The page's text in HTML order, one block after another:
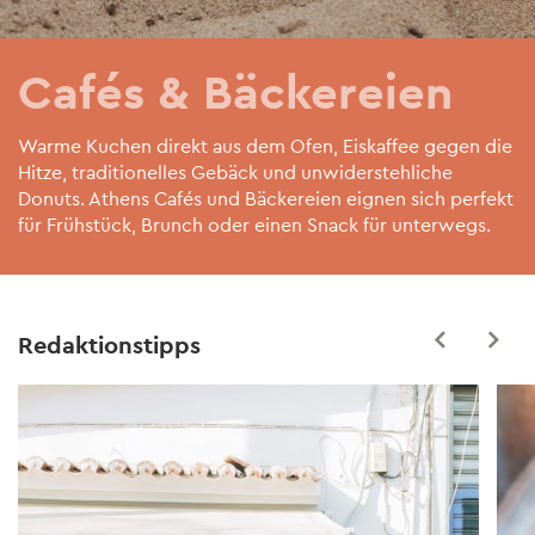
Cafés & Bäckereien
Warme Kuchen direkt aus dem Ofen, Eiskaffee gegen die
Hitze, traditionelles Gebäck und unwiderstehliche
Donuts. Athens Cafés und Bäckereien eignen sich perfekt
für Frühstück, Brunch oder einen Snack für unterwegs.
Redaktionstipps